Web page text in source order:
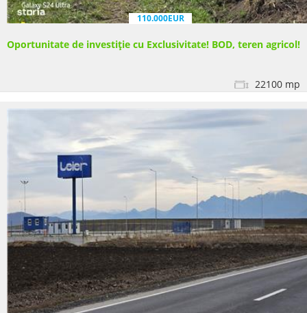
110.000EUR
Oportunitate de investiție cu Exclusivitate! BOD, teren agricol!
22100 mp